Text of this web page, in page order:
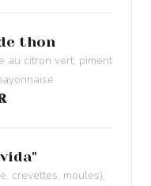
thon
au citron vert, piment
crevettes, moules),